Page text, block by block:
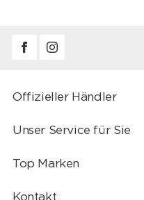
Offizieller Händler
Unser Service für Sie
Top Marken
Kontakt